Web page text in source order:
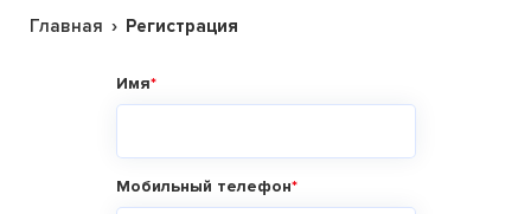
Главная Регистрация
Имя
Мобильный телефон